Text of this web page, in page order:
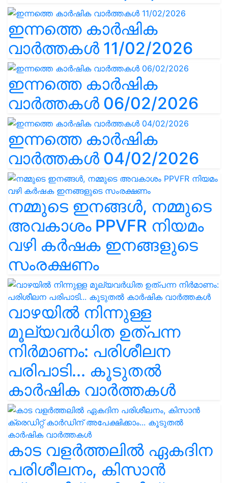
ഇന്നത്തെ കാർഷിക
വാർത്തകൾ 11/02/2026
ഇന്നത്തെ കാർഷിക
വാർത്തകൾ 06/02/2026
ഇന്നത്തെ കാർഷിക
വാർത്തകൾ 04/02/2026
നമ്മുടെ ഇനങ്ങൾ, നമ്മുടെ
അവകാശം PPVFR നിയമം
വഴി കർഷക ഇനങ്ങളുടെ
സംരക്ഷണം
വാഴയിൽ നിന്നുള്ള
മൂല്യവർധിത ഉത്പന്ന
നിർമാണം: പരിശീലന
പരിപാടി... കൂടുതൽ
കാർഷിക വാർത്തകൾ
കാട വളര്‍ത്തലിൽ ഏകദിന
പരിശീലനം, കിസാൻ